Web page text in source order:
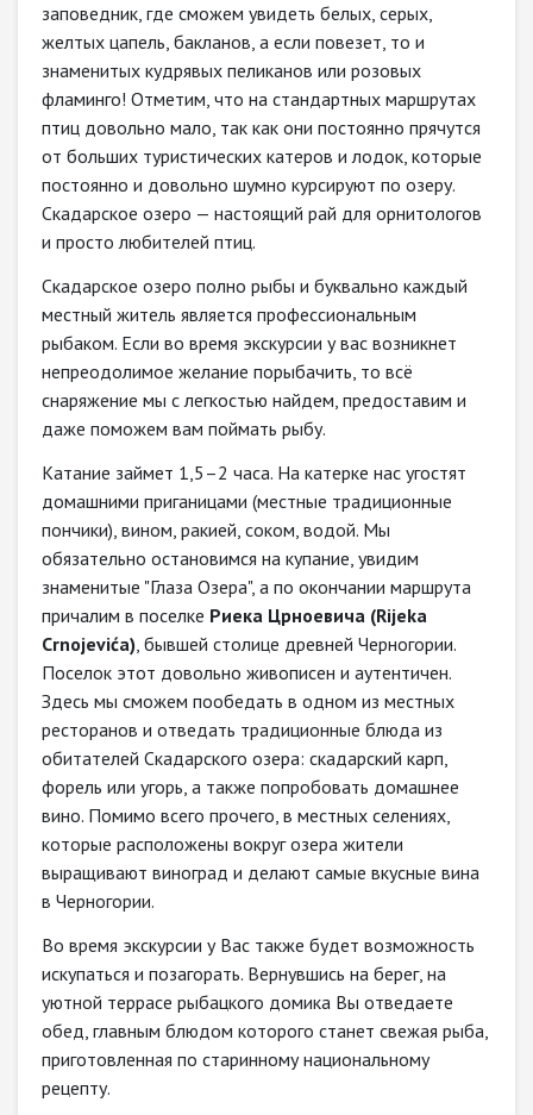
заповедник, где сможем увидеть белых, серых,
желтых цапель, бакланов, а если повезет, то и
знаменитых кудрявых пеликанов или розовых
фламинго! Отметим, что на стандартных маршрутах
птиц довольно мало, так как они постоянно прячутся
от больших туристических катеров и лодок, которые
постоянно и довольно шумно курсируют по озеру.
Скадарское озеро — настоящий рай для орнитологов
и просто любителей птиц.
Скадарcкое озеро полно рыбы и буквально каждый
местный житель является профессиональным
рыбаком. Если во время экскурсии у вас возникнет
непреодолимое желание порыбачить, то всё
снаряжение мы с легкостью найдем, предоставим и
даже поможем вам поймать рыбу.
Катание займет 1,5–2 часа. На катерке нас угостят
домашними приганицами (местные традиционные
пончики), вином, ракией, соком, водой. Мы
обязательно остановимся на купание, увидим
знаменитые "Глаза Озера", а по окончании маршрута
причалим в поселке Риека Црноевича (Rijeka
Crnojevića​) , бывшей столице древней Черногории.
Поселок этот довольно живописен и аутентичен.
Здесь мы сможем пообедать в одном из местных
ресторанов и отведать традиционные блюда из
обитателей Скадарского озера: скадарский карп,
форель или угорь, а также попробовать домашнее
вино. Помимо всего прочего, в местных селениях,
которые расположены вокруг озера жители
выращивают виноград и делают самые вкусные вина
в Черногории.
Во время экскурсии у Вас также будет возможность
искупаться и позагорать. Вернувшись на берег, на
уютной террасе рыбацкого домика Вы отведаете
обед, главным блюдом которого станет свежая рыба,
приготовленная по старинному национальному
рецепту.​